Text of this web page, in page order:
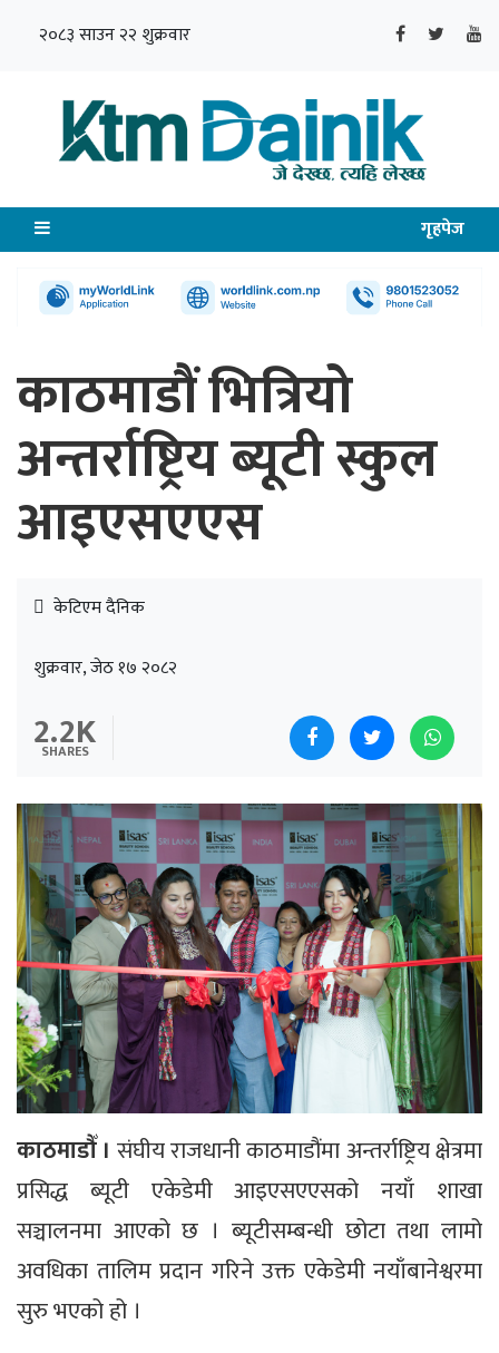
२०८३ साउन २२ शुक्रवार
गृहपेज
काठमाडौं भित्रियो
अन्तर्राष्ट्रिय ब्यूटी स्कुल
आइएसएएस
केटिएम दैनिक
शुक्रवार, जेठ १७ २०८२
2.2K
SHARES
काठमाडौँ । संघीय राजधानी काठमाडौंमा अन्तर्राष्ट्रिय क्षेत्रमा
प्रसिद्ध ब्यूटी एकेडेमी आइएसएएसको नयाँ शाखा
सञ्चालनमा आएको छ । ब्यूटीसम्बन्धी छोटा तथा लामो
अवधिका तालिम प्रदान गरिने उक्त एकेडेमी नयाँबानेश्वरमा
सुरु भएको हो ।